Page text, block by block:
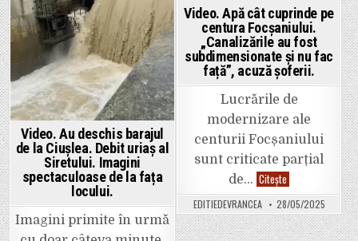
Video. Au deschis barajul
de la Ciușlea. Debit uriaș al
Siretului. Imagini
spectaculoase de la fața
locului.
Imagini primite în urmă
Video. Apă cât cuprinde pe
centura Focșaniului.
„Canalizările au fost
subdimensionate și nu fac
față”, acuză șoferii.
Lucrările de
modernizare ale
centurii Focșaniului
sunt criticate parțial
de… Citește
Apă
cât
cuprinde
pe
centura
EDITIEDEVRANCEA 28/05/2025